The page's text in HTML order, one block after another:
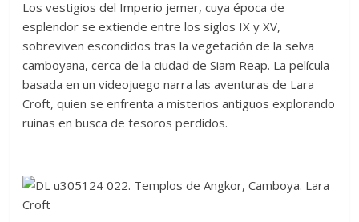
Los vestigios del Imperio jemer, cuya época de
esplendor se extiende entre los siglos IX y XV,
sobreviven escondidos tras la vegetación de la selva
camboyana, cerca de la ciudad de Siam Reap. La película
basada en un videojuego narra las aventuras de Lara
Croft, quien se enfrenta a misterios antiguos explorando
ruinas en busca de tesoros perdidos.